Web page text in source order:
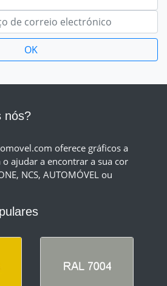
nós?
oferece gráficos a
ajudar a encontrar a sua cor
NCS, AUTOMÓVEL ou